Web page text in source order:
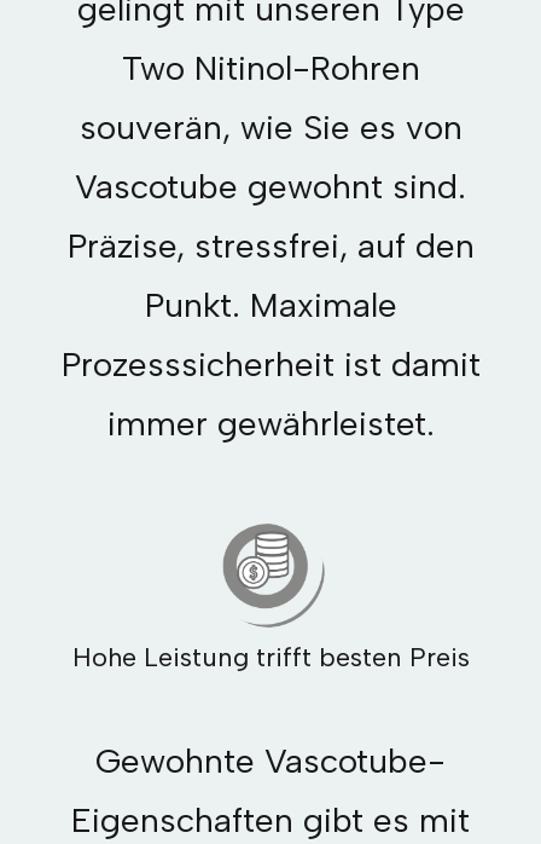
gelingt mit unseren Type
Two Nitinol-Rohren
souverän, wie Sie es von
Vascotube gewohnt sind.
Präzise, stressfrei, auf den
Punkt. Maximale
Prozesssicherheit ist damit
immer gewährleistet.
Hohe Leistung trifft besten Preis
Gewohnte Vascotube-
Eigenschaften gibt es mit